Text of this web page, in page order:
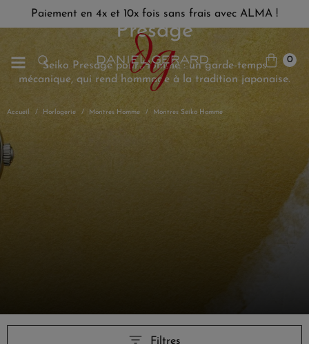
Paiement en 4x et 10x fois sans frais avec ALMA !
0
Accueil Horlogerie Montres Homme Montres Seiko Homme
Presage
Seiko Presage pour Homme : un garde-temps
mécanique, qui rend hommage à la tradition japonaise.
Filtres